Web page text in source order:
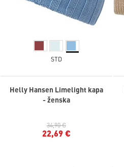
STD
Helly Hansen Limelight kapa
- ženska
34,90 €
22,69 €